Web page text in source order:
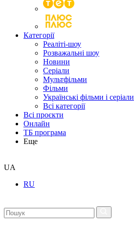
Категорії
Реаліті-шоу
Розважальні шоу
Новини
Серіали
Мультфільми
Фільми
Українські фільми і серіали
Всі категорії
Всі проєкти
Онлайн
ТБ програма
Еще
UA
RU